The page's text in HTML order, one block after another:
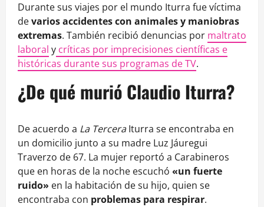
Durante sus viajes por el mundo Iturra fue víctima
devarios accidentes con animales y maniobras
extremas. También recibió denuncias por maltrato
laboral y críticas por imprecisiones científicas e
históricas durante sus programas de TV.
¿De qué murió Claudio Iturra?
De acuerdo a La TerceraIturra se encontraba en
un domicilio junto a su madre Luz Jáuregui
Traverzo de 67. La mujer reportó a Carabineros
que en horas de la noche escuchó «un fuerte
ruido» en la habitación de su hijo, quien se
encontraba con problemas para respirar.